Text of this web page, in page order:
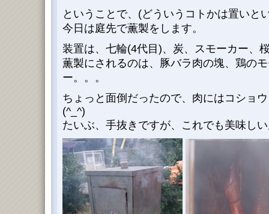
ということで、(どういうコトかは置いと
今日は庭先で薫製をします。
装置は、七輪(4代目)、炭、スモーカー、
薫製にされるのは、豚バラ肉の塊、鶏の
ー。。。
ちょっと面倒だったので、肉にはコショ
(^_^)
たいぶ、手抜きですが、これでも美味し